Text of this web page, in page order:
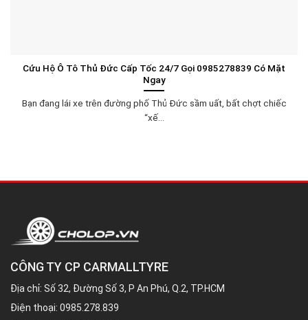
Cứu Hộ Ô Tô Thủ Đức Cấp Tốc 24/7 Gọi 0985278839 Có Mặt
Ngay
Bạn đang lái xe trên đường phố Thủ Đức sầm uất, bất chợt chiếc
“xế...
CÔNG TY CP CARMALLTYRE
Địa chỉ: Số 32, Đường Số 3, P An Phú, Q.2, TP.HCM
Điện thoại: 0985.278.839